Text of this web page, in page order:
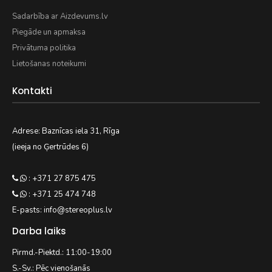
Sadarbība ar Aizdevums.lv
Piegāde un apmaksa
Privātuma politika
Lietošanas noteikumi
Kontakti
Adrese: Baznīcas iela 31, Rīga
(ieeja no Ģertrūdes 6)
: +371 27 875 475
: +371 25 474 748
E-pasts: info@stereoplus.lv
Darba laiks
Pirmd.-Piektd.: 11:00-19:00
S.-Sv.: Pēc vienošanās